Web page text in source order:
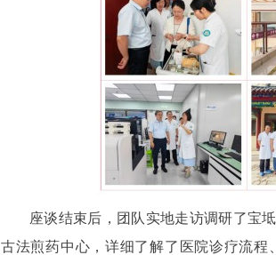
座谈结束后，团队实地走访调研了宝
古法煎药中心，详细了解了医院诊疗流